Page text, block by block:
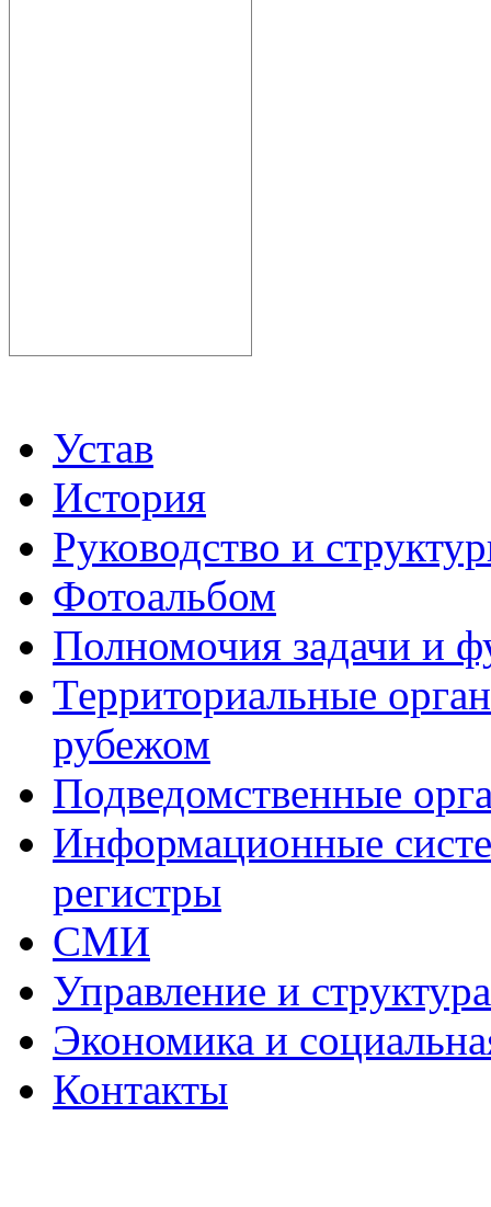
Устав
История
Руководство и
Фотоальбом
Полномочия задачи и
Территориальные
рубежом
Подведомственные
Информационные
регистры
СМИ
Управление и
Экономика и
Контакты